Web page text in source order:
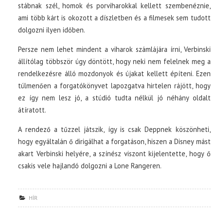
stábnak szél, homok és porviharokkal kellett szembenéznie,
ami több kárt is okozott a díszletben és a filmesek sem tudott
dolgozni ilyen időben.
Persze nem lehet mindent a viharok számlájára írni, Verbinski
állítólag többször úgy döntött, hogy neki nem felelnek meg a
rendelkezésre álló mozdonyok és újakat kellett építeni. Ezen
túlmenően a forgatókönyvet lapozgatva hirtelen rájött, hogy
ez így nem lesz jó, a stúdió tudta nélkül jó néhány oldalt
átíratott.
A rendező a tűzzel játszik, így is csak Deppnek köszönheti,
hogy egyáltalán ő dirigálhat a forgatáson, hiszen a Disney mást
akart Verbinski helyére, a színész viszont kijelentette, hogy ő
csakis vele hajlandó dolgozni a Lone Rangeren.
HÍR